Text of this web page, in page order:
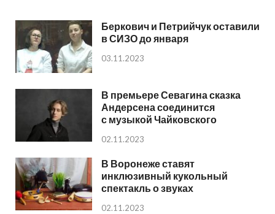
Беркович и Петрийчук оставили
в СИЗО до января
03.11.2023
В премьере Севагина сказка
Андерсена соединится
с музыкой Чайковского
02.11.2023
В Воронеже ставят
инклюзивный кукольный
спектакль о звуках
02.11.2023